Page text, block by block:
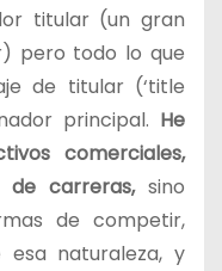
titular (un gran
pero todo lo que
de titular (‘title
principal. He
comerciales,
carreras, sino
de competir,
esa naturaleza, y